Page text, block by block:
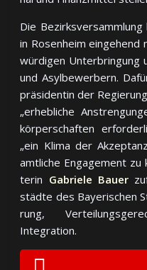
Die
in Rosenheim
wür­di­gen Un­ter­brin­gung
und Asyl­be­wer­bern.
prä­si­den­tin der
„er­heb­li­che
kör­per­schaf­ten
„ein Klima der
amt­li­che En­ga­ge­ment
te­rin Gabriele Bauer
städ­te des Baye­ri­schen
rung,
Integration.